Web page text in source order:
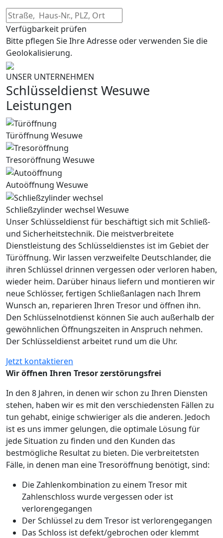
Verfügbarkeit prüfen
Bitte pflegen Sie Ihre Adresse oder verwenden Sie die
Geolokalisierung.
UNSER UNTERNEHMEN
Schlüsseldienst Wesuwe
Leistungen
Türöffnung Wesuwe
Tresoröffnung Wesuwe
Autoöffnung Wesuwe
Schließzylinder wechsel Wesuwe
Unser Schlüsseldienst für beschäftigt sich mit Schließ-
und Sicherheitstechnik. Die meistverbreitete
Dienstleistung des Schlüsseldienstes ist im Gebiet der
Türöffnung. Wir lassen verzweifelte Deutschlander, die
ihren Schlüssel drinnen vergessen oder verloren haben,
wieder heim. Darüber hinaus liefern und montieren wir
neue Schlösser, fertigen Schließanlagen nach Ihrem
Wunsch an, reparieren Ihren Tresor und öffnen ihn.
Den Schlüsselnotdienst können Sie auch außerhalb der
gewöhnlichen Öffnungszeiten in Anspruch nehmen.
Der Schlüsseldienst arbeitet rund um die Uhr.
Jetzt kontaktieren
Wir öffnen Ihren Tresor zerstörungsfrei
In den 8 Jahren, in denen wir schon zu Ihren Diensten
stehen, haben wir es mit den verschiedensten Fällen zu
tun gehabt, einige schwieriger als die anderen. Jedoch
ist es uns immer gelungen, die optimale Lösung für
jede Situation zu finden und den Kunden das
bestmögliche Resultat zu bieten. Die verbreitetsten
Fälle, in denen man eine Tresoröffnung benötigt, sind:
Die Zahlenkombination zu einem Tresor mit
Zahlenschloss wurde vergessen oder ist
verlorengegangen
Der Schlüssel zu dem Tresor ist verlorengegangen
Das Schloss ist defekt/gebrochen oder klemmt